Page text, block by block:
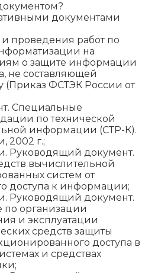
документами
проведения работ по
на
о защите информации
не составляющей
(Приказ ФСТЭК России от
Специальные
по технической
информации (СТР-К).
2002 г.;
Руководящий документ.
вычислительной
систем от
доступа к информации;
Руководящий документ.
организации
и эксплуатации
средств защиты
доступа в
и средствах